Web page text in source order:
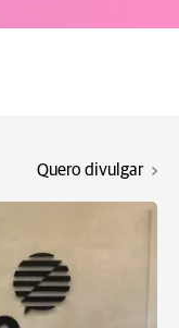
Quero divulgar